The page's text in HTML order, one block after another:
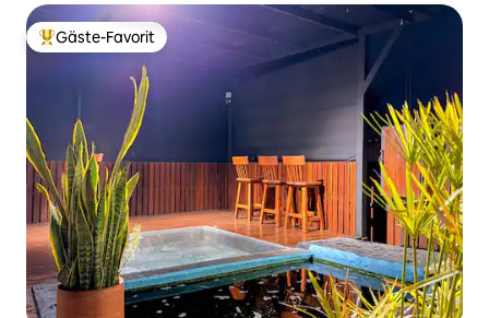
Beliebter Gäste-Favorit.
Gäste-Favorit